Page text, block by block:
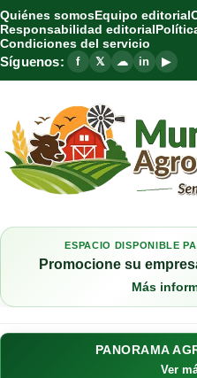
Quiénes somosEquipo editorial
Responsabilidad editorial
Condiciones del servicio
Síguenos: f 𝕏 ☁ in ▶
ESPACIO DISPONIBLE
Promocione su
Más
PANORAMA
Ver